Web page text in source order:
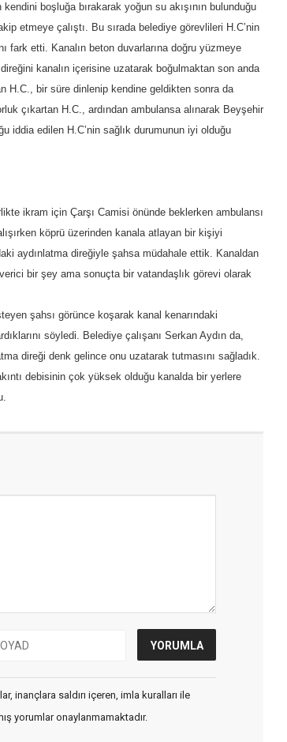
boşluğa bırakarak yoğun su akışının bulunduğu
etmeye çalıştı. Bu sırada belediye görevlileri H.C’nin
fark etti. Kanalın beton duvarlarına doğru yüzmeye
kanalın içerisine uzatarak boğulmaktan son anda
H.C., bir süre dinlenip kendine geldikten sonra da
çıkartan H.C., ardından ambulansa alınarak Beyşehir
iddia edilen H.C’nin sağlık durumunun iyi olduğu
ikram için Çarşı Camisi önünde beklerken ambulansı
köprü üzerinden kanala atlayan bir kişiyi
aydınlatma direğiyle şahsa müdahale ettik. Kanaldan
bir şey ama sonuçta bir vatandaşlık görevi olarak
şahsı görünce koşarak kanal kenarındaki
söyledi. Belediye çalışanı Serkan Aydın da,
direği denk gelince onu uzatarak tutmasını sağladık.
debisinin çok yüksek olduğu kanalda bir yerlere
inançlara saldırı içeren, imla kuralları ile
yorumlar onaylanmamaktadır.